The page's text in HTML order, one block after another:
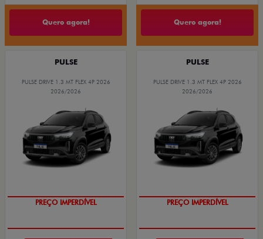
Quero agora! Quero agora!
PULSE
PULSE DRIVE 1.3 MT FLEX 4P 2026
2026/2026
PREÇO IMPERDÍVEL
PULSE
PULSE DRIVE 1.3 MT FLEX 4P 2026
2026/2026
PREÇO IMPERDÍVEL